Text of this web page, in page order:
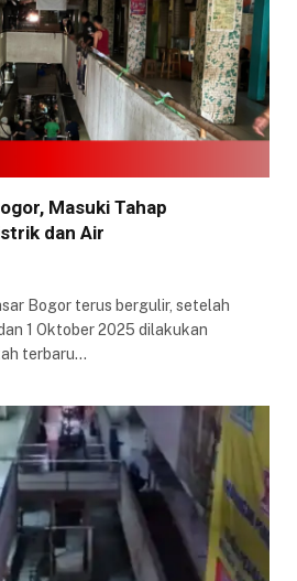
Masuki Tahap
dan Air
Bogor terus bergulir, setelah
1 Oktober 2025 dilakukan
terbaru…